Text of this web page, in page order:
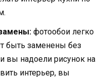
фотообои легко
быть заменены без
вы надоели рисунок на
интерьер, вы